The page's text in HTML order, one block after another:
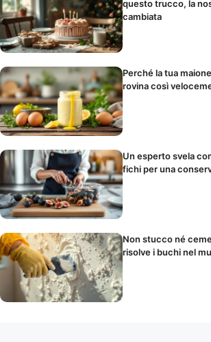
questo trucco, la
cambiata
Perché la tua
rovina così
Un esperto svela
fichi per una
Non stucco né
risolve i buchi nel